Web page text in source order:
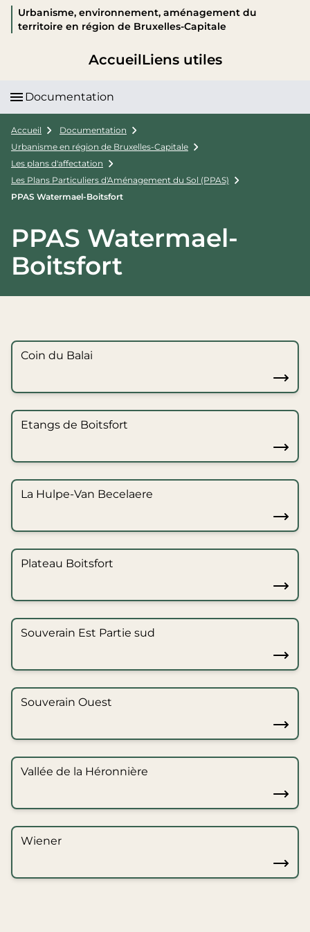
Urbanisme, environnement, aménagement du
territoire en région de Bruxelles-Capitale
AccueilLiens utiles
Documentation
Accueil
Documentation
Urbanisme en région de Bruxelles-Capitale
Les plans d'affectation
Les Plans Particuliers d'Aménagement du Sol (PPAS)
PPAS Watermael-Boitsfort
PPAS Watermael-
Boitsfort
Coin du Balai
Etangs de Boitsfort
La Hulpe-Van Becelaere
Plateau Boitsfort
Souverain Est Partie sud
Souverain Ouest
Vallée de la Héronnière
Wiener